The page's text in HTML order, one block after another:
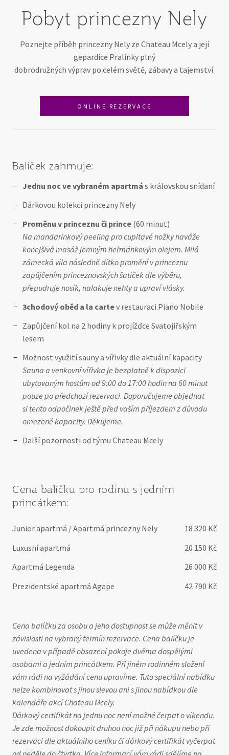
Pobyt princezny Nely
Poznejte příběh princezny Nely ze Chateau Mcely a její
gepardice Pralinky plný
dobrodružných výprav po celém světě, zábavy a tajemství.
ONLINE REZERVACE
Balíček zahrnuje:
Jednu noc ve vybraném apartmá s královskou snídaní
Dárkovou kolekci princezny Nely
Proměnu v princeznu či prince (60 minut)
Na mandarinkový peeling pro cupitavé nožky naváže
konejšivá masáž jemným heřmánkovým olejem. Milá
zámecká víla následně dítko promění v princeznu
zapůjčením princeznovských šatiček dle výběru,
přepudruje nosík, nalakuje nehty a upraví vlásky.
3chodový oběd a la cartev restauraci Piano Nobile
Zapůjčení kol na 2 hodiny k projížďce Svatojiřským
lesem
Možnost využití sauny a vířivky dle aktuální kapacity
Sauna a venkovní vířivka je bezplatně k dispozici
ubytovaným hostům od 9:00 do 17:00 hodin na 60 minut
pouze po předchozí rezervaci. Doporučujeme objednat
si tento odpočinek ještě před vaším příjezdem z důvodu
omezené kapacity. Děkujeme.
Další pozornosti od týmu Chateau Mcely
Cena balíčku pro rodinu s jedním
princátkem:
Junior apartmá / Apartmá princezny Nely
18 320 Kč
Luxusní apartmá
20 150 Kč
Apartmá Legenda
26 000 Kč
Prezidentské apartmá Agape
42 790 Kč
Cena balíčku za osobu a jeho dostupnost se může měnit v
závislosti na vybraný termín rezervace. Cena balíčku je
uvedena v případě obsazení pokoje dvěma dospělými
osobami a jedním princátkem. Při jiném rodinném složení
vám rádi na vyžádání cenu upravíme. Tuto speciální nabídku
nelze kombinovat s jinou slevou ani s jinou nabídkou dle
kalendáře akcí Chateau Mcely.
Dárkový certifikát na jednu noc není možné čerpat o víkendu.
Je zde možnost dokoupit druhou noc již při nákupu nebo při
rezervaci dle aktuálního ceníku či dárkový certifikát vyčerpat